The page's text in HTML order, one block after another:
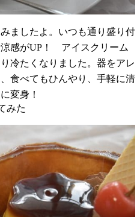
ましたよ。いつも通り盛り付
感がUP！ アイスクリーム
冷たくなりました。器をアレ
食べてもひんやり、手軽に清
変身！
みた